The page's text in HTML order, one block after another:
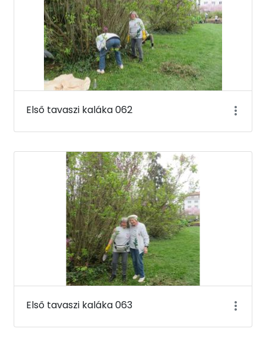
Első tavaszi kaláka 062
Első tavaszi kaláka 063